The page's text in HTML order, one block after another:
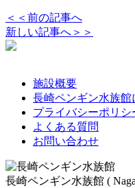
＜＜前の記事へ
新しい記事へ＞＞
施設概要
長崎ペンギン水族館
プライバシーポリシ
よくある質問
お問い合わせ
長崎ペンギン水族館 (